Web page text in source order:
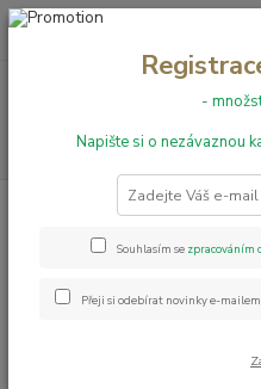
+420 731 199 591
PVC podlahy Puretex
Puretex
Vydařená kolekce zátěžových PVC
-
Napište si o nezávaznou
Souhlasím se zpracováním
Přeji si odebírat novinky e-